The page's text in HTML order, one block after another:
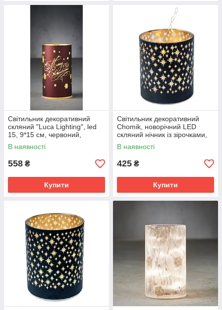
Світильник декоративний
скляний "Luca Lighting", led
15, 9*15 см, червоний,
сніжинки, 3АА
В наявності
558 ₴
Купити
Світильник декоративний
Chomik, новорічний LED
скляний нічник із зірочками,
9х10 см, Чорний
В наявності
425 ₴
Купити